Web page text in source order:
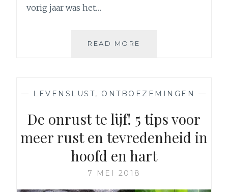
vorig jaar was het…
READ MORE
WEEKSE
EN
DIT
IS
WAT
(LES
— LEVENSLUST, ONTBOEZEMINGEN —
De onrust te lijf! 5 tips voor
meer rust en tevredenheid in
hoofd en hart
7 MEI 2018